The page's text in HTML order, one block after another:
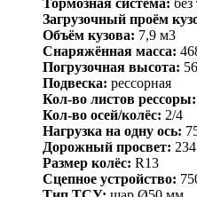
Загрузочный проём
Объём кузова: 7,9 м3
Снаряжённая масса:
Погрузочная высота:
Подвеска: рессорная
Кол-во листов рессоры:
Кол-во осей/колёс: 2/4
Нагрузка на одну ось:
Дорожный просвет:
Размер колёс: R13
Сцепное устройство: